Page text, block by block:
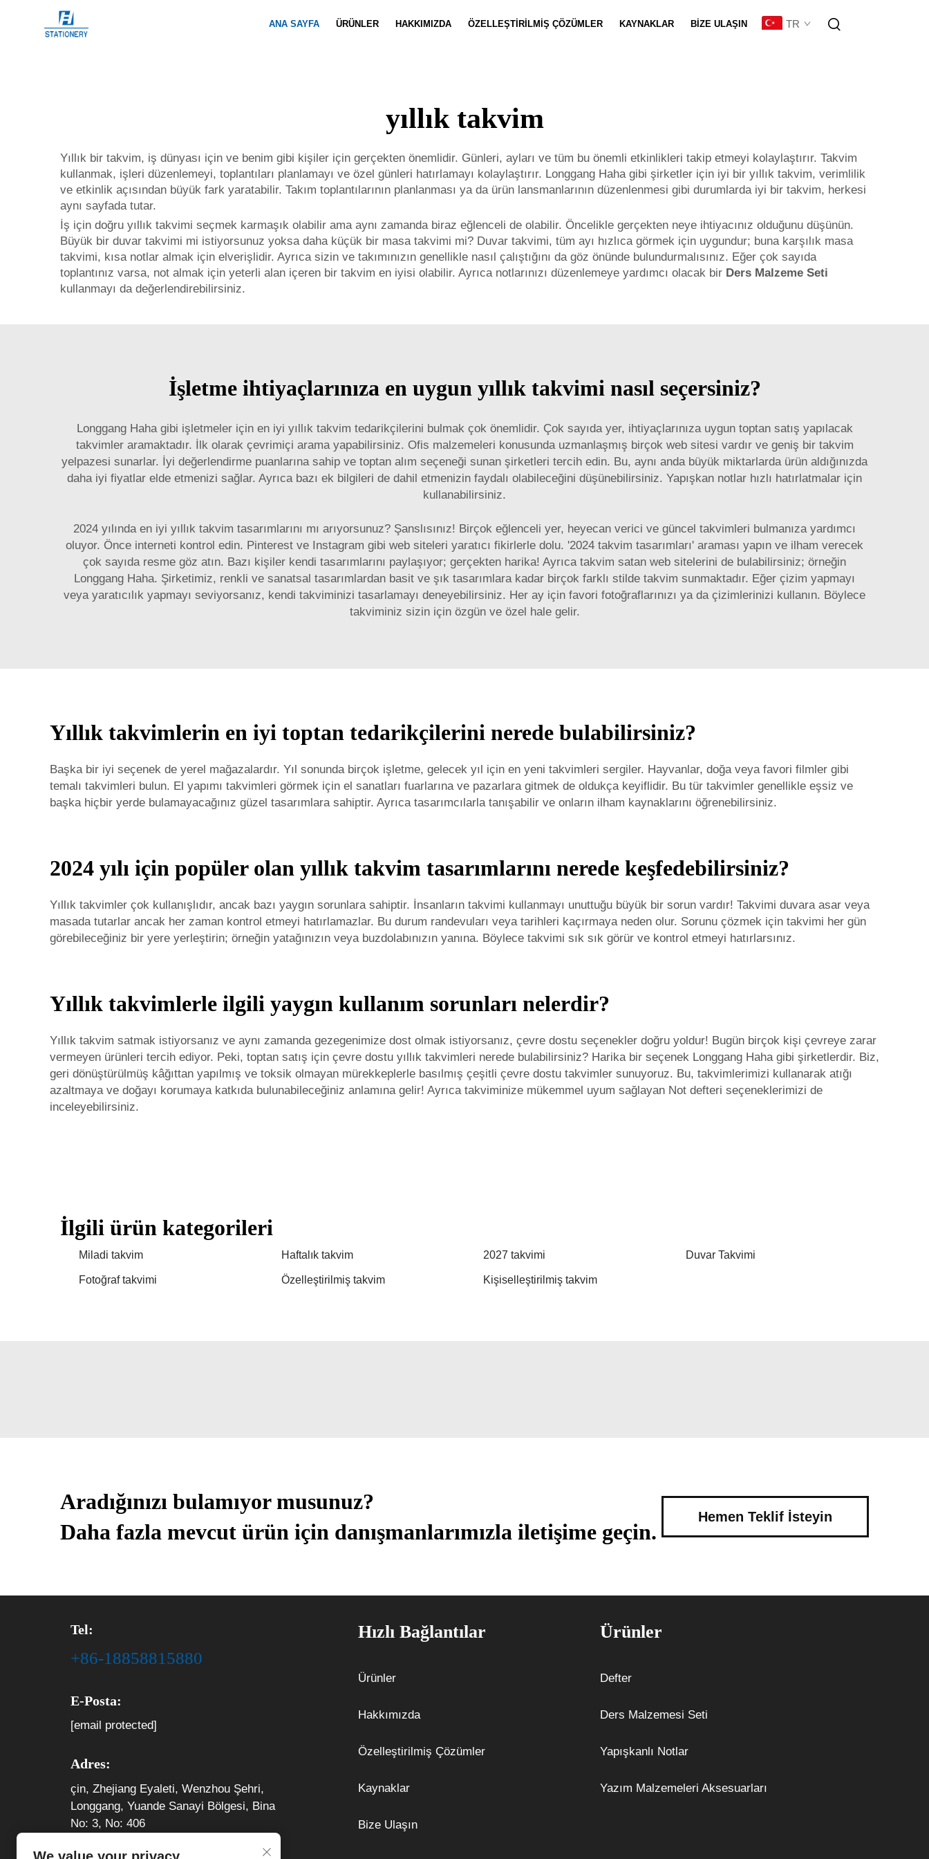
ANA SAYFA ÜRÜNLER HAKKIMIZDA ÖZELLEŞTIRILMIŞ ÇÖZÜMLER KAYNAKLAR BIZE ULAŞIN TR
yıllık takvim
Yıllık bir takvim, iş dünyası için ve benim gibi kişiler için gerçekten önemlidir. Günleri, ayları ve tüm bu önemli etkinlikleri takip etmeyi kolaylaştırır. Takvim
kullanmak, işleri düzenlemeyi, toplantıları planlamayı ve özel günleri hatırlamayı kolaylaştırır. Longgang Haha gibi şirketler için iyi bir yıllık takvim, verimlilik
ve etkinlik açısından büyük fark yaratabilir. Takım toplantılarının planlanması ya da ürün lansmanlarının düzenlenmesi gibi durumlarda iyi bir takvim, herkesi
aynı sayfada tutar.
İş için doğru yıllık takvimi seçmek karmaşık olabilir ama aynı zamanda biraz eğlenceli de olabilir. Öncelikle gerçekten neye ihtiyacınız olduğunu düşünün.
Büyük bir duvar takvimi mi istiyorsunuz yoksa daha küçük bir masa takvimi mi? Duvar takvimi, tüm ayı hızlıca görmek için uygundur; buna karşılık masa
takvimi, kısa notlar almak için elverişlidir. Ayrıca sizin ve takımınızın genellikle nasıl çalıştığını da göz önünde bulundurmalısınız. Eğer çok sayıda
toplantınız varsa, not almak için yeterli alan içeren bir takvim en iyisi olabilir. Ayrıca notlarınızı düzenlemeye yardımcı olacak bir Ders Malzeme Seti
kullanmayı da değerlendirebilirsiniz.
İşletme ihtiyaçlarınıza en uygun yıllık takvimi nasıl seçersiniz?
Longgang Haha gibi işletmeler için en iyi yıllık takvim tedarikçilerini bulmak çok önemlidir. Çok sayıda yer, ihtiyaçlarınıza uygun toptan satış yapılacak
takvimler aramaktadır. İlk olarak çevrimiçi arama yapabilirsiniz. Ofis malzemeleri konusunda uzmanlaşmış birçok web sitesi vardır ve geniş bir takvim
yelpazesi sunarlar. İyi değerlendirme puanlarına sahip ve toptan alım seçeneği sunan şirketleri tercih edin. Bu, aynı anda büyük miktarlarda ürün aldığınızda
daha iyi fiyatlar elde etmenizi sağlar. Ayrıca bazı ek bilgileri de dahil etmenizin faydalı olabileceğini düşünebilirsiniz. Yapışkan notlar hızlı hatırlatmalar için
kullanabilirsiniz.
2024 yılında en iyi yıllık takvim tasarımlarını mı arıyorsunuz? Şanslısınız! Birçok eğlenceli yer, heyecan verici ve güncel takvimleri bulmanıza yardımcı
oluyor. Önce interneti kontrol edin. Pinterest ve Instagram gibi web siteleri yaratıcı fikirlerle dolu. '2024 takvim tasarımları' araması yapın ve ilham verecek
çok sayıda resme göz atın. Bazı kişiler kendi tasarımlarını paylaşıyor; gerçekten harika! Ayrıca takvim satan web sitelerini de bulabilirsiniz; örneğin
Longgang Haha. Şirketimiz, renkli ve sanatsal tasarımlardan basit ve şık tasarımlara kadar birçok farklı stilde takvim sunmaktadır. Eğer çizim yapmayı
veya yaratıcılık yapmayı seviyorsanız, kendi takviminizi tasarlamayı deneyebilirsiniz. Her ay için favori fotoğraflarınızı ya da çizimlerinizi kullanın. Böylece
takviminiz sizin için özgün ve özel hale gelir.
Yıllık takvimlerin en iyi toptan tedarikçilerini nerede bulabilirsiniz?
Başka bir iyi seçenek de yerel mağazalardır. Yıl sonunda birçok işletme, gelecek yıl için en yeni takvimleri sergiler. Hayvanlar, doğa veya favori filmler gibi
temalı takvimleri bulun. El yapımı takvimleri görmek için el sanatları fuarlarına ve pazarlara gitmek de oldukça keyiflidir. Bu tür takvimler genellikle eşsiz ve
başka hiçbir yerde bulamayacağınız güzel tasarımlara sahiptir. Ayrıca tasarımcılarla tanışabilir ve onların ilham kaynaklarını öğrenebilirsiniz.
2024 yılı için popüler olan yıllık takvim tasarımlarını nerede keşfedebilirsiniz?
Yıllık takvimler çok kullanışlıdır, ancak bazı yaygın sorunlara sahiptir. İnsanların takvimi kullanmayı unuttuğu büyük bir sorun vardır! Takvimi duvara asar veya
masada tutarlar ancak her zaman kontrol etmeyi hatırlamazlar. Bu durum randevuları veya tarihleri kaçırmaya neden olur. Sorunu çözmek için takvimi her gün
görebileceğiniz bir yere yerleştirin; örneğin yatağınızın veya buzdolabınızın yanına. Böylece takvimi sık sık görür ve kontrol etmeyi hatırlarsınız.
Yıllık takvimlerle ilgili yaygın kullanım sorunları nelerdir?
Yıllık takvim satmak istiyorsanız ve aynı zamanda gezegenimize dost olmak istiyorsanız, çevre dostu seçenekler doğru yoldur! Bugün birçok kişi çevreye zarar
vermeyen ürünleri tercih ediyor. Peki, toptan satış için çevre dostu yıllık takvimleri nerede bulabilirsiniz? Harika bir seçenek Longgang Haha gibi şirketlerdir. Biz,
geri dönüştürülmüş kâğıttan yapılmış ve toksik olmayan mürekkeplerle basılmış çeşitli çevre dostu takvimler sunuyoruz. Bu, takvimlerimizi kullanarak atığı
azaltmaya ve doğayı korumaya katkıda bulunabileceğiniz anlamına gelir! Ayrıca takviminize mükemmel uyum sağlayan Not defteri seçeneklerimizi de
inceleyebilirsiniz.
İlgili ürün kategorileri
Miladi takvim Haftalık takvim 2027 takvimi Duvar Takvimi
Fotoğraf takvimi Özelleştirilmiş takvim Kişiselleştirilmiş takvim
Aradığınızı bulamıyor musunuz?
Daha fazla mevcut ürün için danışmanlarımızla iletişime geçin.
Hemen Teklif İsteyin
Tel:
+86-18858815880
E-Posta:
[email protected]
Adres:
çin, Zhejiang Eyaleti, Wenzhou Şehri,
Longgang, Yuande Sanayi Bölgesi, Bina
No: 3, No: 406
Hızlı Bağlantılar
Ürünler
Hakkımızda
Özelleştirilmiş Çözümler
Kaynaklar
Bize Ulaşın
Ürünler
Defter
Ders Malzemesi Seti
Yapışkanlı Notlar
Yazım Malzemeleri Aksesuarları